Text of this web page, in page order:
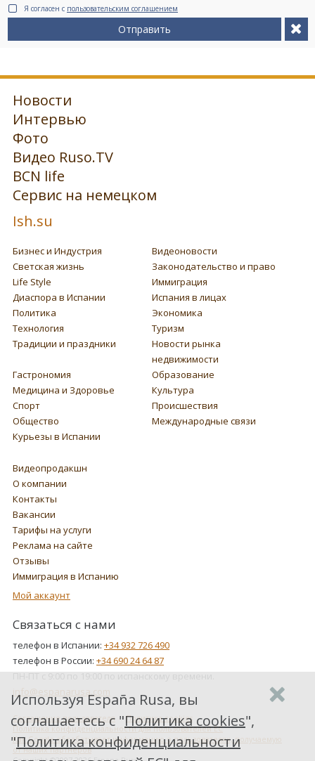
Я согласен с пользовательским соглашением
Отправить
Новости
Интервью
Фото
Видео Ruso.TV
BCN life
Сервис на немецком
Ish.su
Бизнес и Индустрия
Видеоновости
Светская жизнь
Законодательство и право
Life Style
Иммиграция
Диаспора в Испании
Испания в лицах
Политика
Экономика
Технология
Туризм
Традиции и праздники
Новости рынка
недвижимости
Гастрономия
Образование
Медицина и Здоровье
Культура
Спорт
Происшествия
Общество
Международные связи
Курьезы в Испании
Видеопродакшн
О компании
Контакты
Вакансии
Тарифы на услуги
Реклама на сайте
Отзывы
Иммиграция в Испанию
Мой аккаунт
Связаться с нами
телефон в Испании: +34 932 726 490
телефон в России: +34 690 24 64 87
ПН-ПТ с 9:00 по 19:00 по испанскому времени.
info@espanarusa.com
Соглашение пользователя
Политика cookies
Политика конфиденциальности для пользователей ЕС
Как Google обрабатывает информацию о пользователях, получаемую
от наших партнеров
Используя España Rusa, вы
соглашаетесь с "Политика cookies",
"Политика конфиденциальности